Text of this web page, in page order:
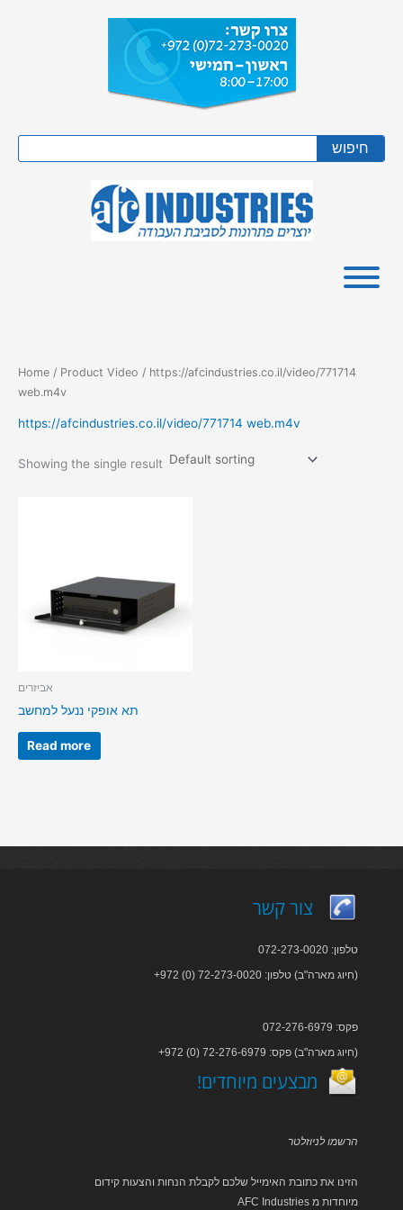
חיפוש
Home / Product Video / https://afcindustries.co.il/video/771714
web.m4v
https://afcindustries.co.il/video/771714 web.m4v
Showing the single result
אביזרים
תא אופקי ננעל למחשב
Read more
צור קשר
טלפון: 072-273-0020
+972 (0) 72-273-0020 :חיוג מארה"ב) טלפון)
פקס: 072-276-6979
+972 (0) 72-276-6979 :חיוג מארה"ב) פקס)
!מבצעים מיוחדים
הרשמו לניוזלטר
הזינו את כתובת האימייל שלכם לקבלת הנחות והצעות קידום
AFC Industries מיוחדות מ